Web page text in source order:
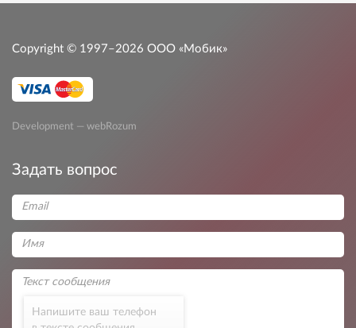
Copyright © 1997–2026 ООО «Мобик»
Development — webRozum
Задать вопрос
Напишите ваш телефон